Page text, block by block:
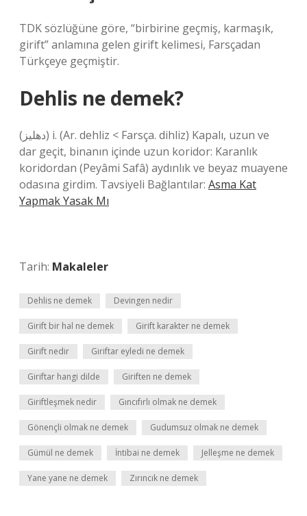
TDK sözlüğüne göre, “birbirine geçmiş, karmaşık,
girift” anlamına gelen girift kelimesi, Farsçadan
Türkçeye geçmiştir.
Dehlis ne demek?
(ﺩﻫﻠﻴﺰ) i. (Ar. dehlіz < Farsça. dihlіz) Kapalı, uzun ve
dar geçit, binanın içinde uzun koridor: Karanlık
koridordan (Peyâmi Safâ) aydınlık ve beyaz muayene
odasına girdim. Tavsiyeli Bağlantılar: Asma Kat
Yapmak Yasak Mı
Tarih: Makaleler
Dehlis ne demek Devingen nedir
Girift bir hal ne demek Girift karakter ne demek
Girift nedir Giriftar eyledi ne demek
Giriftar hangi dilde Giriften ne demek
Giriftleşmek nedir Gıncıfırlı olmak ne demek
Gönençli olmak ne demek Gudumsuz olmak ne demek
Gümül ne demek İntibai ne demek Jelleşme ne demek
Yane yane ne demek Zırıncık ne demek